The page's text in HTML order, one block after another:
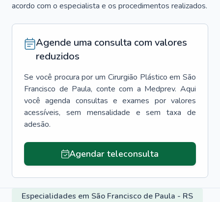
acordo com o especialista e os procedimentos realizados.
Agende uma consulta com valores
reduzidos
Se você procura por um Cirurgião Plástico em São
Francisco de Paula, conte com a Medprev. Aqui
você agenda consultas e exames por valores
acessíveis, sem mensalidade e sem taxa de
adesão.
Agendar teleconsulta
Especialidades em São Francisco de Paula - RS